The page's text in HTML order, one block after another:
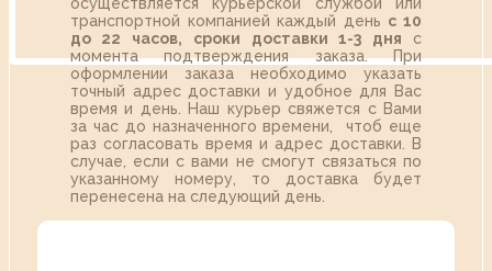
транспортной компанией каждый день с 10
до 22 часов,
сроки доставки 1-3 дня с
момента подтверждения заказа. При
оформлении заказа необходимо указать
точный адрес доставки и удобное для Вас
время и день. Наш курьер свяжется с Вами
за час до назначенного времени, чтоб еще
раз согласовать время и адрес доставки. В
случае, если с вами не смогут связаться по
указанному номеру, то доставка будет
перенесена на следующий день.